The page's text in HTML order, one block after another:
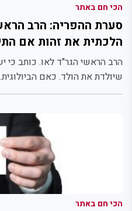
הכי חם באתר
סערת ההפריה: הרב
הלכתית את זהות אם
הרב הראשי הגר"ד לאו. כותב כי
שיולדת את הולד. כאם
הכי חם באתר